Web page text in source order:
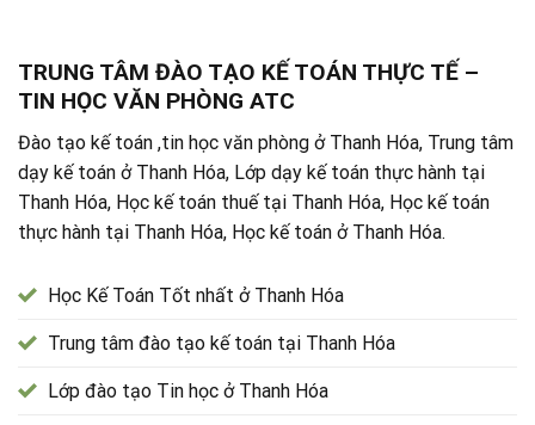
TRUNG TÂM ĐÀO TẠO KẾ TOÁN THỰC TẾ –
TIN HỌC VĂN PHÒNG ATC
Đào tạo kế toán ,tin học văn phòng ở Thanh Hóa, Trung tâm
dạy kế toán ở Thanh Hóa, Lớp dạy kế toán thực hành tại
Thanh Hóa, Học kế toán thuế tại Thanh Hóa, Học kế toán
thực hành tại Thanh Hóa, Học kế toán ở Thanh Hóa.
Học Kế Toán Tốt nhất ở Thanh Hóa
Trung tâm đào tạo kế toán tại Thanh Hóa
Lớp đào tạo Tin học ở Thanh Hóa